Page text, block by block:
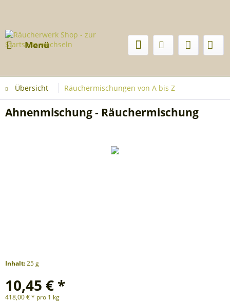
Menü
Übersicht Räuchermischungen von A bis Z
Ahnenmischung - Räuchermischung
Inhalt:25 g
10,45 € *
418,00 € * pro 1 kg